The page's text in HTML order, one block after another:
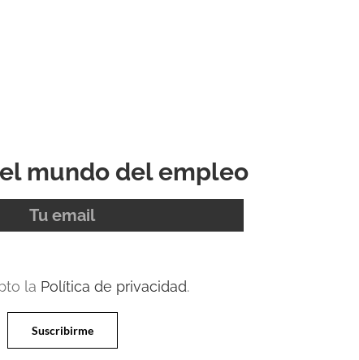
mundo del empleo
la Política de privacidad.